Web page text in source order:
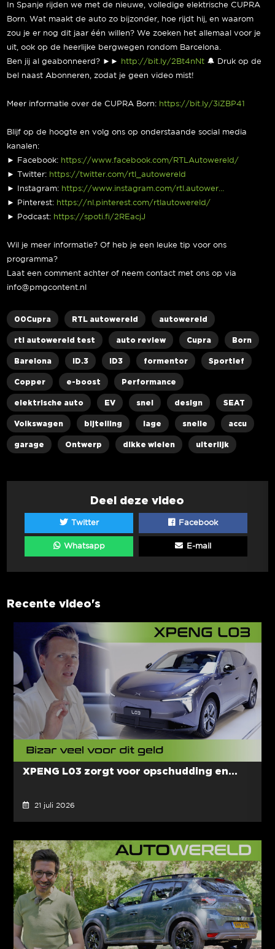
In Spanje rijden we met de nieuwe, volledige elektrische CUPRA
Born. Wat maakt de auto zo bijzonder, hoe rijdt hij, en waarom
zou je er nog dit jaar één willen? We zoeken het allemaal voor je
uit, ook op de heerlijke bergwegen rondom Barcelona.
Ben jij al geabonneerd? ►► http://bit.ly/2Bt4nNt 🔔 Druk op de
bel naast Abonneren, zodat je geen video mist!
Meer informatie over de CUPRA Born: https://bit.ly/3iZBP41
Blijf op de hoogte en volg ons op onderstaande social media
kanalen:
► Facebook: https://www.facebook.com/RTLAutowereld/
► Twitter: https://twitter.com/rtl_autowereld
► Instagram: https://www.instagram.com/rtl.autower…
► Pinterest: https://nl.pinterest.com/rtlautowereld/
► Podcast: https://spoti.fi/2REacjJ
Wil je meer informatie? Of heb je een leuke tip voor ons
programma?
Laat een comment achter of neem contact met ons op via
info@pmgcontent.nl
00Cupra RTL autowereld autowereld
rtl autowereld test auto review Cupra Born
Barelona ID.3 ID3 formentor Sportief
Copper e-boost Performance
elektrische auto EV snel design SEAT
Volkswagen bijtelling lage snelle accu
garage Ontwerp dikke wielen uiterlijk
Deel deze video
Twitter Facebook
Whatsapp E-mail
Recente video's
XPENG L03 zorgt voor opschudding en...
21 juli 2026